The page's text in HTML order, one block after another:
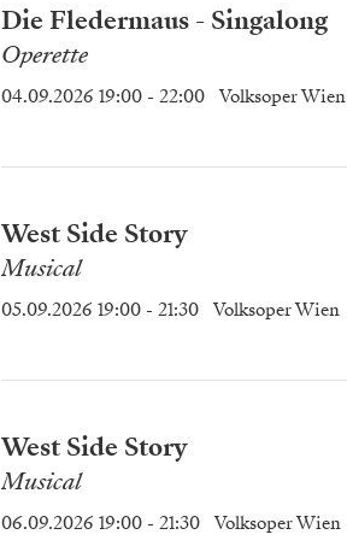
Die Fledermaus - Singalong
Operette
04.09.2026 19:00 - 22:00 Volksoper Wien
West Side Story
Musical
05.09.2026 19:00 - 21:30 Volksoper Wien
West Side Story
Musical
06.09.2026 19:00 - 21:30 Volksoper Wien